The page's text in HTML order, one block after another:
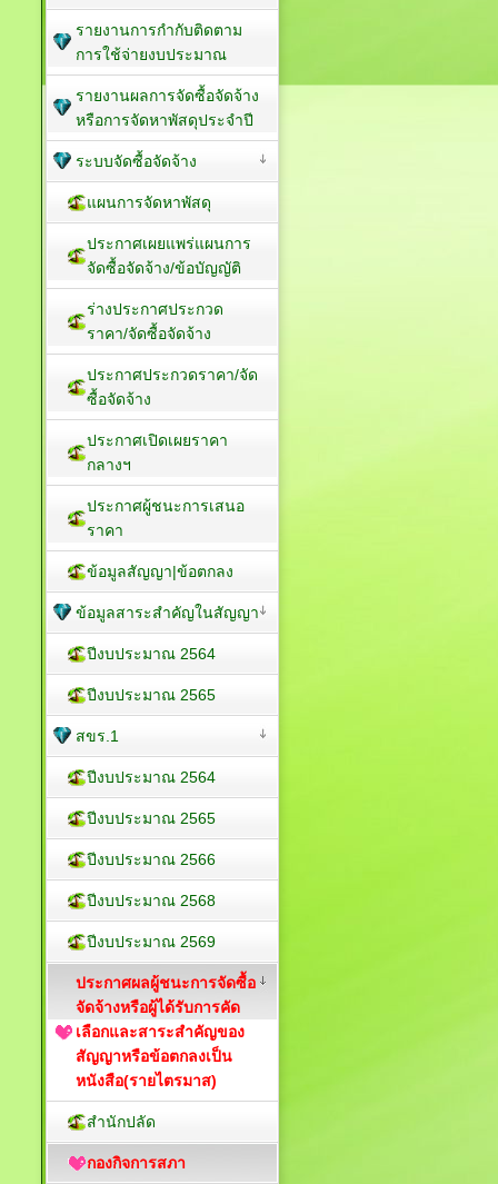
รายงานการกำกับติดตาม
การใช้จ่ายงบประมาณ
รายงานผลการจัดซื้อจัดจ้าง
หรือการจัดหาพัสดุประจำปี
ระบบจัดซื้อจัดจ้าง
แผนการจัดหาพัสดุ
ประกาศเผยแพร่แผนการ
จัดซื้อจัดจ้าง/ข้อบัญญัติ
ร่างประกาศประกวด
ราคา/จัดซื้อจัดจ้าง
ประกาศประกวดราคา/จัด
ซื้อจัดจ้าง
ประกาศเปิดเผยราคา
กลางฯ
ประกาศผู้ชนะการเสนอ
ราคา
ข้อมูลสัญญา|ข้อตกลง
ข้อมูลสาระสำคัญในสัญญา
ปีงบประมาณ 2564
ปีงบประมาณ 2565
สขร.1
ปีงบประมาณ 2564
ปีงบประมาณ 2565
ปีงบประมาณ 2566
ปีงบประมาณ 2568
ปีงบประมาณ 2569
ประกาศผลผู้ชนะการจัดซื้อ
จัดจ้างหรือผู้ได้รับการคัด
เลือกและสาระสำคัญของ
สัญญาหรือข้อตกลงเป็น
หนังสือ(รายไตรมาส)
สำนักปลัด
กองกิจการสภา